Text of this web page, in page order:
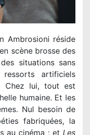
Ambrosioni réside
scène brosse des
situations sans
artificiels
Chez lui, tout est
humaine. Et les
Nul besoin de
fabriquées, la
au cinéma ; et Les